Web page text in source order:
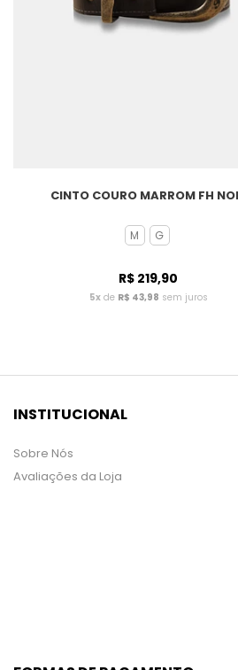
CINTO COURO MARROM FH
M G
R$ 219,90
5xde R$ 43,98 sem juros
INSTITUCIONAL
Sobre Nós
Avaliações da Loja